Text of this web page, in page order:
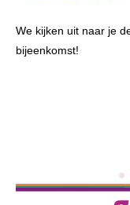
We kijken uit naar je
bijeenkomst!